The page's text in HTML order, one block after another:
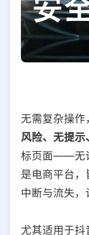
无需复杂操
风险、无提
标页面——无
是电商平台
中断与流失，
尤其适用于抖